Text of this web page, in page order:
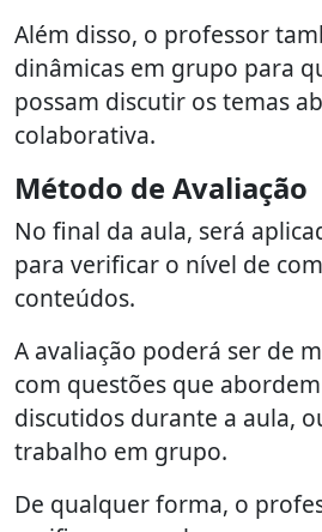
Além disso, o professor
dinâmicas em grupo para
possam discutir os temas
colaborativa.
Método de Avaliação
No final da aula, será
para verificar o nível de
conteúdos.
A avaliação poderá ser de
com questões que
discutidos durante a aula,
trabalho em grupo.
De qualquer forma, o